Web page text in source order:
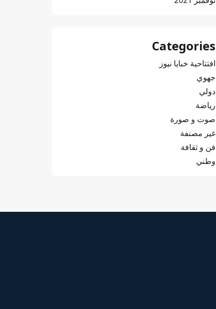
Categories
افتتاحية خبايا نيوز
جهوي
دولي
رياضة
صوت و صورة
غير مصنفة
فن و ثقافة
وطني